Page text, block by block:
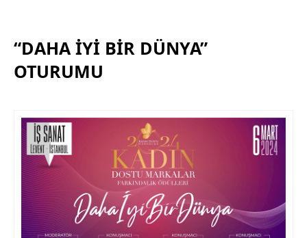
“DAHA İYI BIR DÜNYA”
OTURUMU